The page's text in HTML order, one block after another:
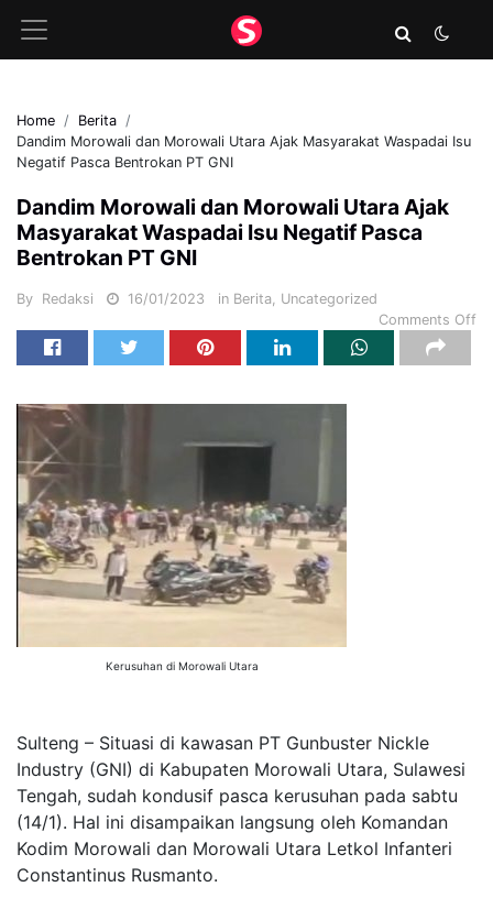
Home
Berita
Dandim Morowali dan Morowali Utara Ajak Masyarakat Waspadai Isu
Negatif Pasca Bentrokan PT GNI
Dandim Morowali dan Morowali Utara Ajak
Masyarakat Waspadai Isu Negatif Pasca
Bentrokan PT GNI
By Redaksi 16/01/2023 in Berita, Uncategorized
Comments Off
Kerusuhan di Morowali Utara
Sulteng – Situasi di kawasan PT Gunbuster Nickle
Industry (GNI) di Kabupaten Morowali Utara, Sulawesi
Tengah, sudah kondusif pasca kerusuhan pada sabtu
(14/1). Hal ini disampaikan langsung oleh Komandan
Kodim Morowali dan Morowali Utara Letkol Infanteri
Constantinus Rusmanto.